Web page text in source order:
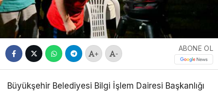
+ -
ABONE OL
Büyükşehir Belediyesi Bilgi İşlem Dairesi Başkanlığı